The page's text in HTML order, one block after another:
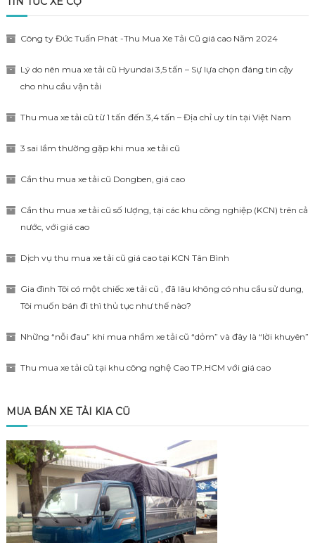
Công ty Đức Tuấn Phát -Thu Mua Xe Tải Cũ giá cao Năm 2024
Lý do nên mua xe tải cũ Hyundai 3,5 tấn – Sự lựa chọn đáng tin cậy
cho nhu cầu vận tải
Thu mua xe tải cũ từ 1 tấn đến 3,4 tấn – Địa chỉ uy tín tại Việt Nam
3 sai lầm thường gặp khi mua xe tải cũ
Cần thu mua xe tải cũ Dongben, giá cao
Cần thu mua xe tải cũ số lượng, tại các khu công nghiệp (KCN) trên cả
nước, với giá cao
Dịch vụ thu mua xe tải cũ giá cao tại KCN Tân Bình
Gia đình Tôi có một chiếc xe tải cũ , đã lâu không có nhu cầu sử dung,
Tôi muốn bán đi thì thủ tục như thế nào?
Những “nỗi đau” khi mua nhầm xe tải cũ “dỏm” và đây là “lời khuyên”
Thu mua xe tải cũ tại khu công nghệ Cao TP.HCM với giá cao
MUA BÁN XE TẢI KIA CŨ